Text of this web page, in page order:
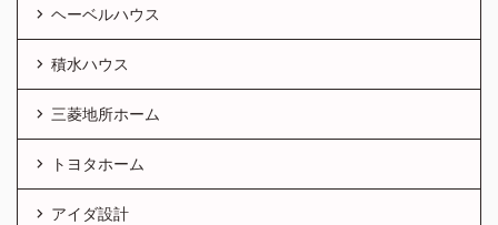
ヘーベルハウス
積水ハウス
三菱地所ホーム
トヨタホーム
アイダ設計